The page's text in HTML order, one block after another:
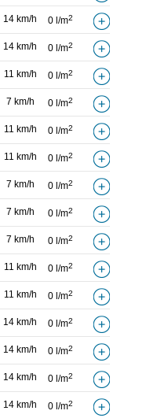
14 km/h 0 l/m2
14 km/h 0 l/m2
11 km/h 0 l/m2
7 km/h 0 l/m2
11 km/h 0 l/m2
11 km/h 0 l/m2
7 km/h 0 l/m2
7 km/h 0 l/m2
7 km/h 0 l/m2
11 km/h 0 l/m2
11 km/h 0 l/m2
14 km/h 0 l/m2
14 km/h 0 l/m2
14 km/h 0 l/m2
14 km/h 0 l/m2